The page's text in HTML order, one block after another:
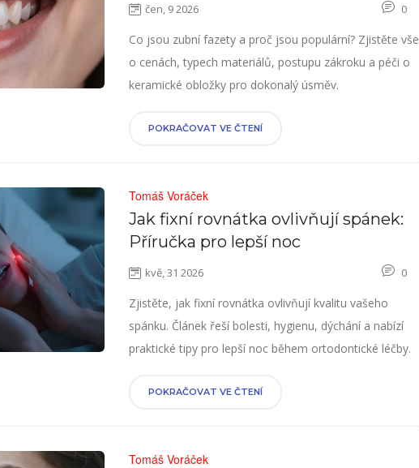
čen, 9 2026 0
Co jsou zubní fazety a proč jsou populární? Zjistěte vše
o cenách, typech materiálů, postupu zákroku a péči o
keramické obložky pro dokonalý úsměv.
POKRAČOVAT VE ČTENÍ
Tomáš Voráček
Jak fixní rovnátka ovlivňují spánek:
Příručka pro lepší noc
kvě, 31 2026 0
Zjistěte, jak fixní rovnátka ovlivňují kvalitu vašeho
spánku. Článek řeší bolesti, hygienu, dýchání a nabízí
praktické tipy pro lepší noc během ortodontické léčby.
POKRAČOVAT VE ČTENÍ
Tomáš Voráček